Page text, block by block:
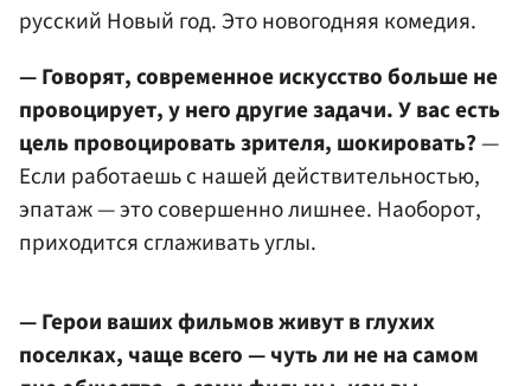
русский Новый год. Это новогодняя комедия.
— Говорят, современное искусство больше не
провоцирует, у него другие задачи. У вас есть
цель провоцировать зрителя, шокировать?—
Если работаешь с нашей действительностью,
эпатаж — это совершенно лишнее. Наоборот,
приходится сглаживать углы.
— Герои ваших фильмов живут в глухих
поселках, чаще всего — чуть ли не на самом